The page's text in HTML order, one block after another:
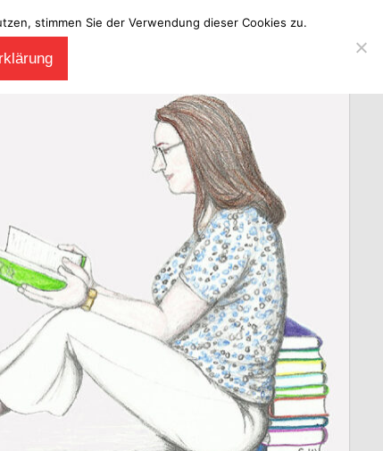
stimmen Sie der Verwendung dieser Cookies zu.